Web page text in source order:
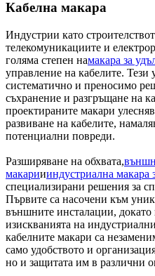
Кабелна макара
Индустрии като
телекомуникациите и
голяма степен намакара за
управление на кабелите. Тези
систематично и преносимо
съхранение и разгръщане на
проектираните макари
развиване на кабелите,
потенциални повреди.
Разширяване на обхвата,
макариииндустриална макара
специализирани решения за
Първите са насочени към
външните инсталации, докато
изискванията на
кабелните макари са
само удобството и
но и защитата им в различни